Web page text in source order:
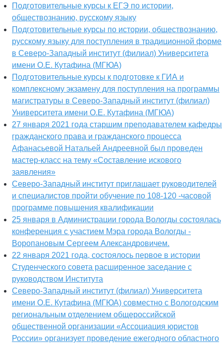
Подготовительные курсы к ЕГЭ по истории,
обществознанию, русскому языку
Подготовительные курсы по истории, обществознанию,
русскому языку для поступления в традиционной форме
в Северо-Западный институт (филиал) Университета
имени О.Е. Кутафина (МГЮА)
Подготовительные курсы к подготовке к ГИА и
комплексному экзамену для поступления на программы
магистратуры в Северо-Западный институт (филиал)
Университета имени О.Е. Кутафина (МГЮА)
27 января 2021 года старшим преподавателем кафедры
гражданского права и гражданского процесса
Афанасьевой Натальей Андреевной был проведен
мастер-класс на тему «Составление искового
заявления»
Северо-Западный институт приглашает руководителей
и специалистов пройти обучение по 108-120 -часовой
программе повышения квалификации
25 января в Администрации города Вологды состоялась
конференция с участием Мэра города Вологды -
Воропановым Сергеем Александровичем.
22 января 2021 года, состоялось первое в истории
Студенческого совета расширенное заседание с
руководством Института
Северо-Западный институт (филиал) Университета
имени О.Е. Кутафина (МГЮА) совместно с Вологодским
региональным отделением общероссийской
общественной организации «Ассоциация юристов
России» организует проведение ежегодного областного